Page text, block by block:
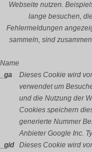
Webseite nutzen.
lange besuchen,
Fehlermeldungen
sammeln, sind
Name
_ga
Dieses Cookie wird
verwendet um
und die Nutzung der
Cookies speichern
generierte Nummer
Anbieter Google Inc.
_gid
Dieses Cookie wird